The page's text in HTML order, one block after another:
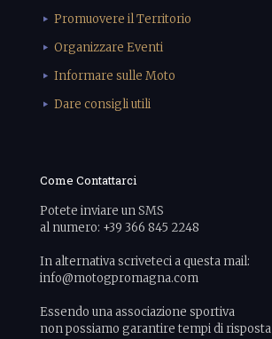
Promuovere il Territorio
Organizzare Eventi
Informare sulle Moto
Dare consigli utili
Come Contattarci
Potete inviare un SMS
al numero: +39 366 845 2248
In alternativa scriveteci a questa mail:
info@motogpromagna.com
Essendo una associazione sportiva
non possiamo garantire tempi di risposta